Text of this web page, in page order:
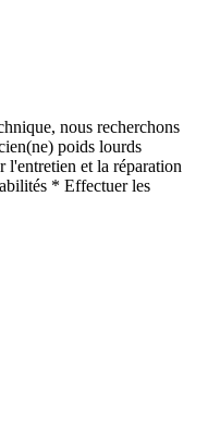
nous recherchons
poids lourds
l'entretien et la réparation
* Effectuer les